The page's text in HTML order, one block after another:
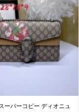
ーパーコピー ディオニュ